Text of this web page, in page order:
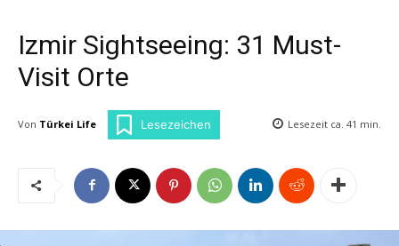
Izmir Sightseeing: 31 Must-
Visit Orte
Von Türkei Life Lesezeichen Lesezeit ca. 41 min.